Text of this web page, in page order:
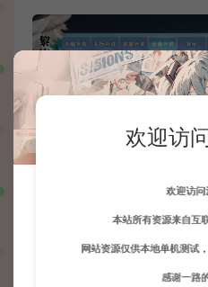
欢迎访
欢迎访问
本站所有资源来自互
网站资源仅供本地单机测试
感谢一路